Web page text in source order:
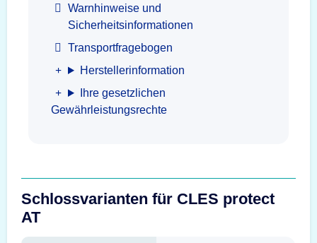
Warnhinweise und
Sicherheitsinformationen
Transportfragebogen
Herstellerinformation
Ihre gesetzlichen
Gewährleistungsrechte
Schlossvarianten für CLES protect
AT